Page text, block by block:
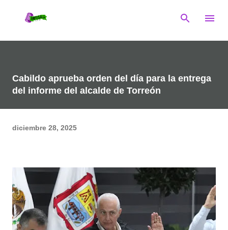
Cabildo aprueba orden del día para la entrega
del informe del alcalde de Torreón
diciembre 28, 2025